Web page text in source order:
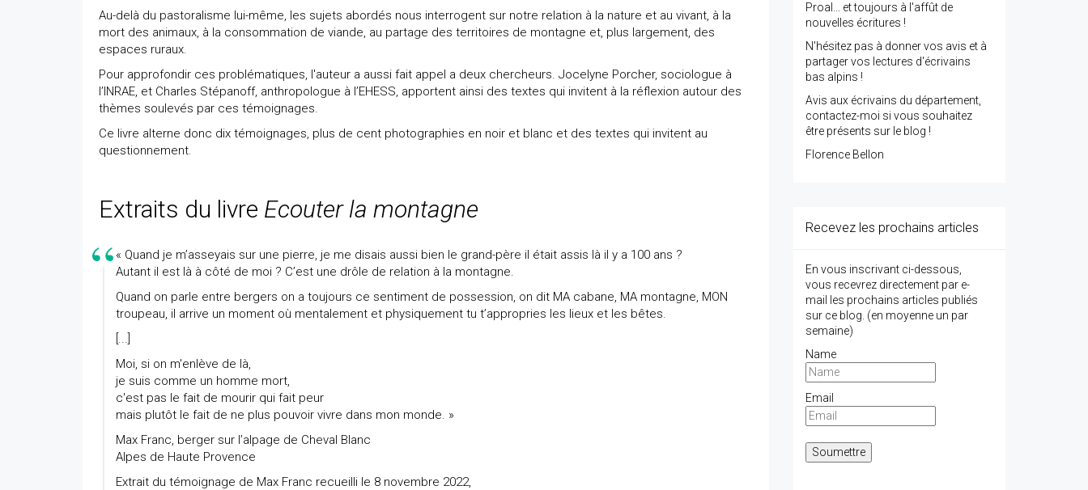
Au-delà du pastoralisme lui-même, les sujets abordés nous interrogent sur notre relation à la nature et au vivant, à la
mort des animaux, à la consommation de viande, au partage des territoires de montagne et, plus largement, des
espaces ruraux.
Pour approfondir ces problématiques, l'auteur a aussi fait appel a deux chercheurs. Jocelyne Porcher, sociologue à
l’INRAE, et Charles Stépanoff, anthropologue à l’EHESS, apportent ainsi des textes qui invitent à la réflexion autour des
thèmes soulevés par ces témoignages.
Ce livre alterne donc dix témoignages, plus de cent photographies en noir et blanc et des textes qui invitent au
questionnement.
Extraits du livre Ecouter la montagne
« Quand je m’asseyais sur une pierre, je me disais aussi bien le grand-père il était assis là il y a 100 ans ?
Autant il est là à côté de moi ? C’est une drôle de relation à la montagne.
Quand on parle entre bergers on a toujours ce sentiment de possession, on dit MA cabane, MA montagne, MON
troupeau, il arrive un moment où mentalement et physiquement tu t’appropries les lieux et les bêtes.
[...]
Moi, si on m'enlève de là,
je suis comme un homme mort,
c'est pas le fait de mourir qui fait peur
mais plutôt le fait de ne plus pouvoir vivre dans mon monde. »
Max Franc, berger sur l’alpage de Cheval Blanc
Alpes de Haute Provence
Extrait du témoignage de Max Franc recueilli le 8 novembre 2022,
Proal... et toujours à l'affût de
nouvelles écritures !
N'hésitez pas à donner vos avis et à
partager vos lectures d'écrivains
bas alpins !
Avis aux écrivains du département,
contactez-moi si vous souhaitez
être présents sur le blog !
Florence Bellon
Recevez les prochains articles
En vous inscrivant ci-dessous,
vous recevrez directement par e-
mail les prochains articles publiés
sur ce blog. (en moyenne un par
semaine)
Name
Email